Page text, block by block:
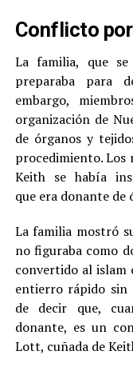
Conflicto
La familia, que
preparaba para
embargo,
organización de
de órganos y
procedimiento. Los
Keith se había
que era donante de
La familia mostró
no figuraba como
convertido al islam
entierro rápido sin
de decir que,
donante, es un
Lott, cuñada de